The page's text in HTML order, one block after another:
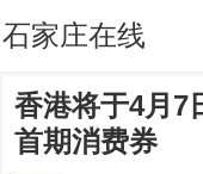
石家庄在线
香港将于4月7
首期消费券